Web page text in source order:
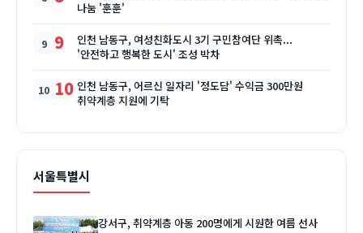
나눔 '훈훈'
9
인천 남동구, 여성친화도시 3기 구민참여단 위촉...
'안전하고 행복한 도시' 조성 박차
10 인천 남동구, 어르신 일자리 '정도담' 수익금 300만원
취약계층 지원에 기탁
서울특별시
강서구, 취약계층 아동 200명에게 시원한 여름 선사